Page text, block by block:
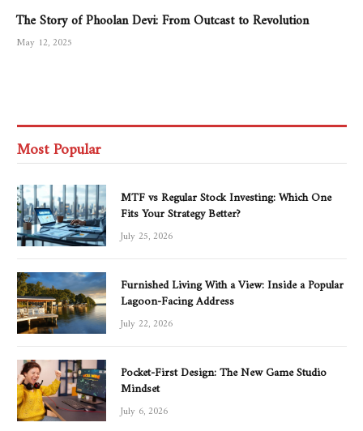
The Story of Phoolan Devi: From Outcast to Revolution
May 12, 2025
Most Popular
MTF vs Regular Stock Investing: Which One
Fits Your Strategy Better?
July 25, 2026
Furnished Living With a View: Inside a Popular
Lagoon-Facing Address
July 22, 2026
Pocket-First Design: The New Game Studio
Mindset
July 6, 2026